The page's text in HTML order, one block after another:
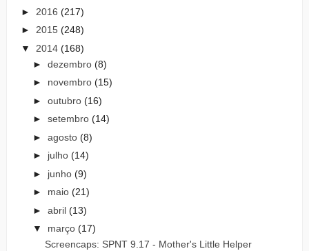
► 2016 (217)
► 2015 (248)
▼ 2014 (168)
► dezembro (8)
► novembro (15)
► outubro (16)
► setembro (14)
► agosto (8)
► julho (14)
► junho (9)
► maio (21)
► abril (13)
▼ março (17)
Screencaps: SPNT 9.17 - Mother's Little Helper